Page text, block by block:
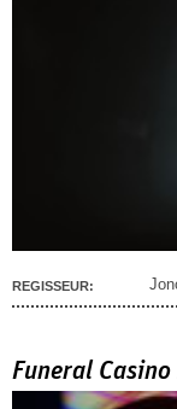
REGISSEUR:
Funeral Casino